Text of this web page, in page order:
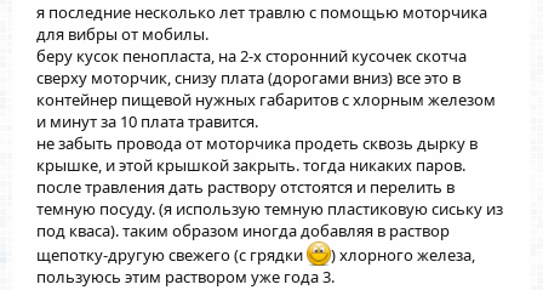
я последние несколько лет травлю с помощью моторчика
для вибры от мобилы.
беру кусок пенопласта, на 2-х сторонний кусочек скотча
сверху моторчик, снизу плата (дорогами вниз) все это в
контейнер пищевой нужных габаритов с хлорным железом
и минут за 10 плата травится.
не забыть провода от моторчика продеть сквозь дырку в
крышке, и этой крышкой закрыть. тогда никаких паров.
после травления дать раствору отстоятся и перелить в
темную посуду. (я использую темную пластиковую сиську из
под кваса). таким образом иногда добавляя в раствор
щепотку-другую свежего (с грядки
) хлорного железа,
пользуюсь этим раствором уже года 3.